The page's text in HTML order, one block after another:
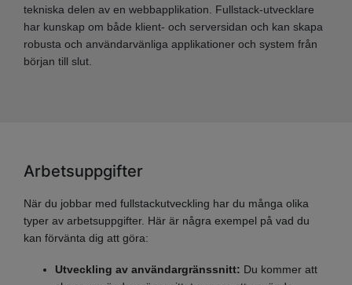
tekniska delen av en webbapplikation. Fullstack-utvecklare
har kunskap om både klient- och serversidan och kan skapa
robusta och användarvänliga applikationer och system från
början till slut.
Arbetsuppgifter
När du jobbar med fullstackutveckling har du många olika
typer av arbetsuppgifter. Här är några exempel på vad du
kan förvänta dig att göra:
Utveckling av användargränssnitt: Du kommer att